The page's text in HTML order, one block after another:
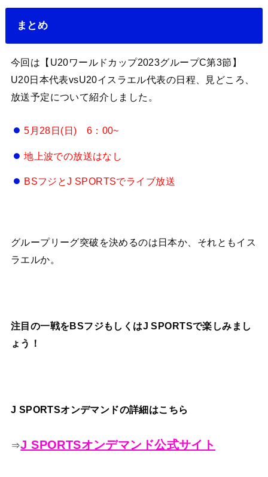
まとめ
今回は【U20ワールドカップ2023グループC第3節】
U20日本代表vsU20イスラエル代表の日程、見どころ、
放送予定について紹介しました。
5月28日(日) 6：00~
地上波での放送はなし
BSフジとJ SPORTSでライブ放送
グループリーグ突破を決めるのは日本か、それともイス
ラエルか。
注目の一戦をBSフジもしくはJ SPORTSで楽しみまし
ょう！
J SPORTSオンデマンドの詳細はこちら
⇒J SPORTSオンデマンド公式サイト